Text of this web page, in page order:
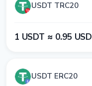
USDT TRC20
1​ USDT ≈ 0​.9​5​ USD
USDT ERC20